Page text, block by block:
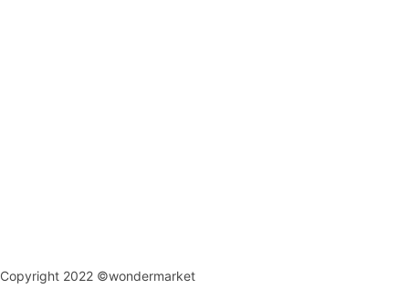
Copyright 2022 ©wondermarket